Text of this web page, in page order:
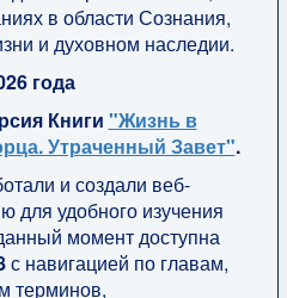
в области Сознания,
и духовном наследии.
года
Книги "Жизнь в
Утраченный Завет".
и создали веб-
для удобного изучения
момент доступна
с навигацией по главам,
терминов,